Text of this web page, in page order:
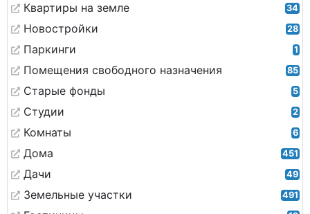
Квартиры на земле 34
Новостройки 28
Паркинги 1
Помещения свободного назначения 85
Старые фонды 5
Студии 2
Комнаты 6
Дома 451
Дачи 49
Земельные участки 491